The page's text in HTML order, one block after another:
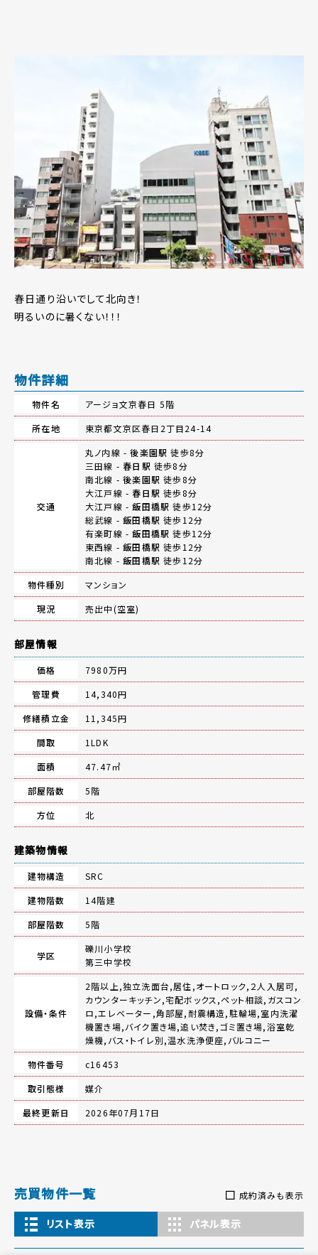
春日通り沿いでして北向き！
明るいのに暑くない！！！
物件詳細
物件名
アージョ文京春日 5階
所在地
東京都文京区春日2丁目24-14
交通
丸ノ内線 -後楽園駅 徒歩8分
三田線 - 春日駅 徒歩8分
南北線 -後楽園駅 徒歩8分
大江戸線 - 春日駅 徒歩8分
大江戸線 -飯田橋駅 徒歩12分
総武線 -飯田橋駅 徒歩12分
有楽町線 -飯田橋駅 徒歩12分
東西線 -飯田橋駅 徒歩12分
南北線 -飯田橋駅 徒歩12分
物件種別
マンション
現況
売出中(空室)
部屋情報
価格
7980万円
管理費
14,340円
修繕積立金
11,345円
間取
1LDK
面積
47.47㎡
部屋階数
5階
方位
北
建築物情報
建物構造
SRC
建物階数
14階建
部屋階数
5階
学区
礫川小学校
第三中学校
設備・条件
2階以上,独立洗面台,居住,オートロック,２人入居可,
カウンターキッチン,宅配ボックス,ペット相談,ガスコン
ロ,エレベーター,角部屋,耐震構造,駐輪場,室内洗濯
機置き場,バイク置き場,追い焚き,ゴミ置き場,浴室乾
燥機,バス・トイレ別,温水洗浄便座,バルコニー
物件番号
c16453
取引態様
媒介
最終更新日
2026年07月17日
売買物件一覧 成約済みも表示
リスト表示 パネル表示